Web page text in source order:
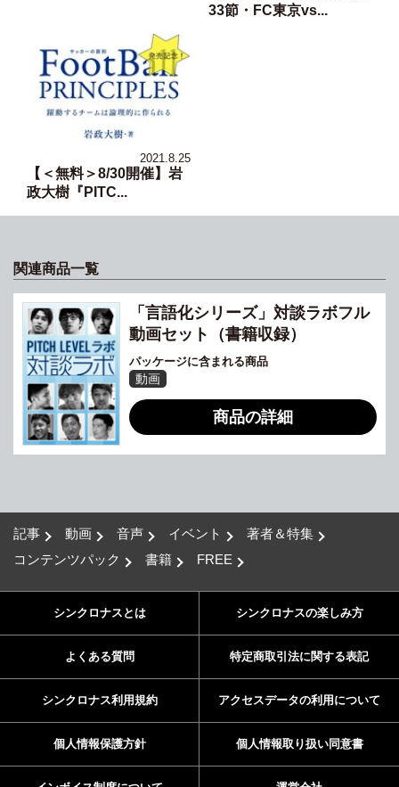
33節・FC東京vs...
2021.8.25
【＜無料＞8/30開催】岩
政大樹『PITC...
関連商品一覧
「言語化シリーズ」対談ラボフル
動画セット（書籍収録）
パッケージに含まれる商品
動画
商品の詳細
記事 動画 音声 イベント
著者＆特集
コンテンツパック
書籍 FREE
シンクロナスとは シンクロナスの楽しみ方
よくある質問 特定商取引法に関する表記
シンクロナス利用規約 アクセスデータの利用について
個人情報保護方針 個人情報取り扱い同意書